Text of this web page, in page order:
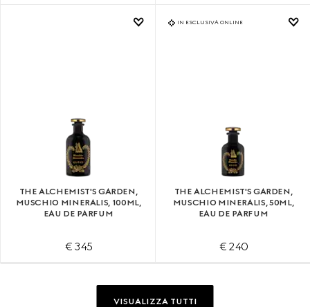
THE ALCHEMIST'S GARDEN,
MUSCHIO MINERALIS, 100ML,
EAU DE PARFUM
€ 345
IN ESCLUSIVA ONLINE
THE ALCHEMIST'S GARDEN,
MUSCHIO MINERALIS, 50ML,
EAU DE PARFUM
€ 240
VISUALIZZA TUTTI